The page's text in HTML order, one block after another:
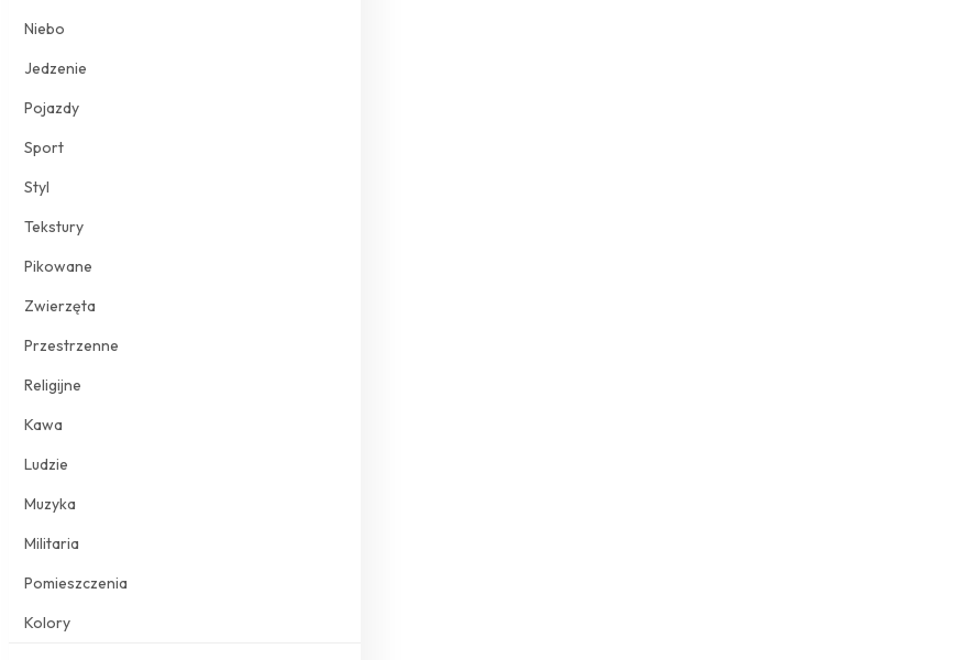
Niebo
Jedzenie
Pojazdy
Sport
Styl
Tekstury
Pikowane
Zwierzęta
Przestrzenne
Religijne
Kawa
Ludzie
Muzyka
Militaria
Pomieszczenia
Kolory